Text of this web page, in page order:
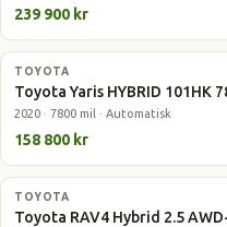
239 900 kr
Hybrid
TOYOTA
Toyota Yaris HYBRID 101HK
2020 · 7800 mil · Automatisk
158 800 kr
Hybrid
TOYOTA
Toyota RAV4 Hybrid 2.5